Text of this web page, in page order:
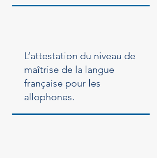
L’attestation du niveau de
maîtrise de la langue
française pour les
allophones.